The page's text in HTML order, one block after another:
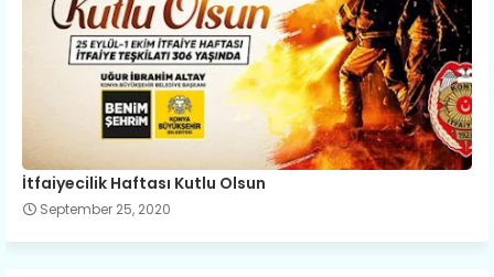
İtfaiyecilik Haftası Kutlu Olsun
September 25, 2020